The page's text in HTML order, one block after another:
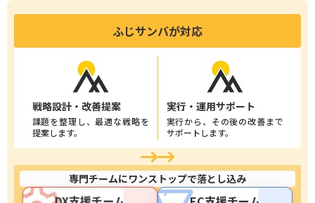
ふじサンバが対応
戦略設計・改善提案
課題を整理し、最適な戦略を
提案します。
実行・運用サポート
実行から、その後の改善まで
サポートします。
専門チームにワンストップで落とし込み